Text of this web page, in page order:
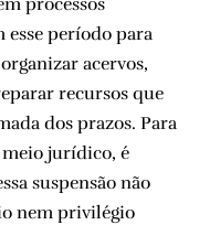
período para
acervos,
recursos que
dos prazos. Para
jurídico, é
suspensão não
nem privilégio